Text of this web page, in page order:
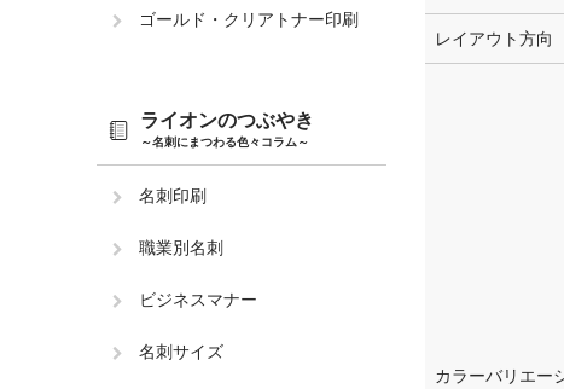
レイアウト方向
カラーバリエー
ゴールド・クリアトナー印刷
ライオンのつぶやき
～名刺にまつわる色々コラム～
名刺印刷
職業別名刺
ビジネスマナー
名刺サイズ